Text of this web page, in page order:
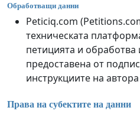
Обработващи данни
Peticiq.com
техническата
петицията и
предоставена от
инструкциите на
Права на субектите на данни